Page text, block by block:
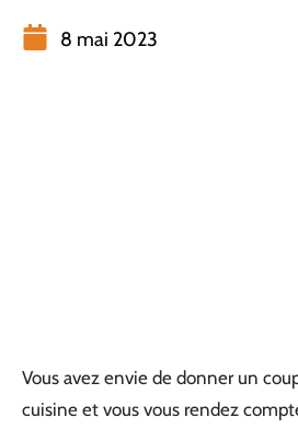
8 mai 2023
Vous avez envie de donner un
cuisine et vous vous rendez